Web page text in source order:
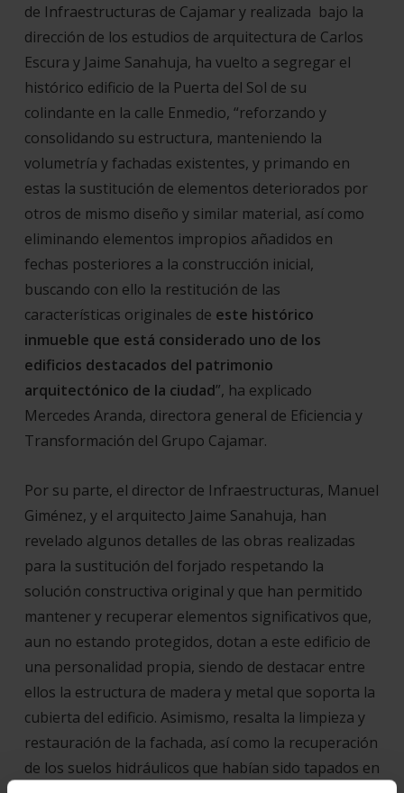
de Infraestructuras de Cajamar y realizada bajo la
dirección de los estudios de arquitectura de Carlos
Escura y Jaime Sanahuja, ha vuelto a segregar el
histórico edificio de la Puerta del Sol de su
colindante en la calle Enmedio, “reforzando y
consolidando su estructura, manteniendo la
volumetría y fachadas existentes, y primando en
estas la sustitución de elementos deteriorados por
otros de mismo diseño y similar material, así como
eliminando elementos impropios añadidos en
fechas posteriores a la construcción inicial,
buscando con ello la restitución de las
características originales de este histórico
inmueble que está considerado uno de los
edificios destacados del patrimonio
arquitectónico de la ciudad”, ha explicado
Mercedes Aranda, directora general de Eficiencia y
Transformación del Grupo Cajamar.
Por su parte, el director de Infraestructuras, Manuel
Giménez, y el arquitecto Jaime Sanahuja, han
revelado algunos detalles de las obras realizadas
para la sustitución del forjado respetando la
solución constructiva original y que han permitido
mantener y recuperar elementos significativos que,
aun no estando protegidos, dotan a este edificio de
una personalidad propia, siendo de destacar entre
ellos la estructura de madera y metal que soporta la
cubierta del edificio. Asimismo, resalta la limpieza y
restauración de la fachada, así como la recuperación
de los suelos hidráulicos que habían sido tapados en